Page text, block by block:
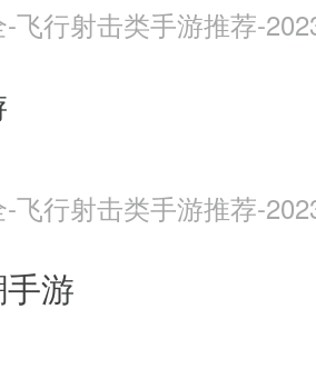
飞行射击类手游推荐-
飞行射击类手游推荐-
游